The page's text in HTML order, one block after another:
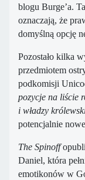
blogu Burge’a.
oznaczają, że
domyślną opcję
Pozostało kilka
przedmiotem
podkomisji
pozycje na liście
i władzy
potencjalnie
The Spinoff
Daniel, która
emotikonów w